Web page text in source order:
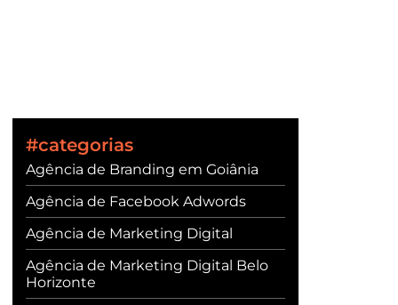
#categorias
Agência de Branding em Goiânia
Agência de Facebook Adwords
Agência de Marketing Digital
Agência de Marketing Digital Belo
Horizonte